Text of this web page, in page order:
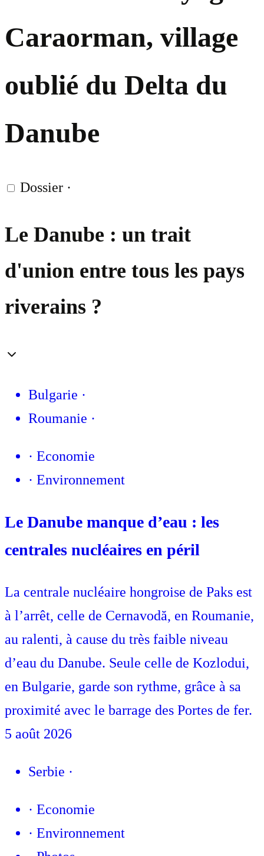
Caraorman, village
oublié du Delta du
Danube
Dossier ·
Le Danube : un trait
d'union entre tous les pays
riverains ?
Bulgarie ·
Roumanie ·
· Economie
· Environnement
Le Danube manque d’eau : les
centrales nucléaires en péril
La centrale nucléaire hongroise de Paks est
à l’arrêt, celle de Cernavodă, en Roumanie,
au ralenti, à cause du très faible niveau
d’eau du Danube. Seule celle de Kozlodui,
en Bulgarie, garde son rythme, grâce à sa
proximité avec le barrage des Portes de fer.
5 août 2026
Serbie ·
· Economie
· Environnement